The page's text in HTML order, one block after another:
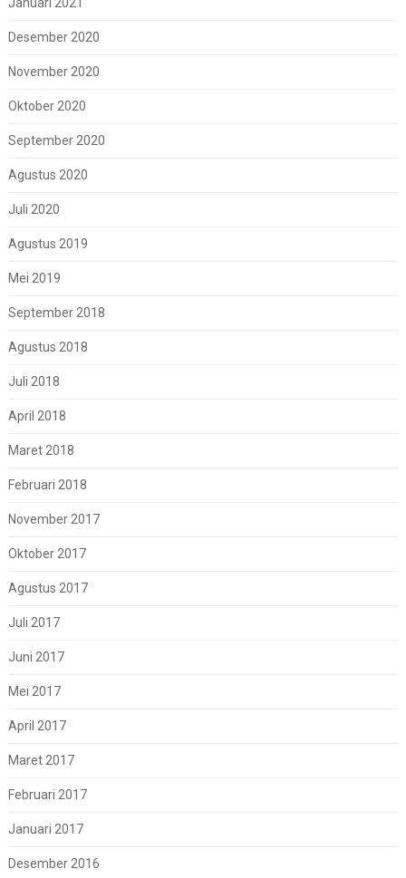
Januari 2021
Desember 2020
November 2020
Oktober 2020
September 2020
Agustus 2020
Juli 2020
Agustus 2019
Mei 2019
September 2018
Agustus 2018
Juli 2018
April 2018
Maret 2018
Februari 2018
November 2017
Oktober 2017
Agustus 2017
Juli 2017
Juni 2017
Mei 2017
April 2017
Maret 2017
Februari 2017
Januari 2017
Desember 2016